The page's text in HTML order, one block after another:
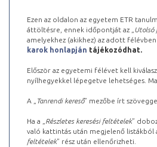
Ezen az oldalon az egyetem ETR
áttöltésre, ennek időpontját az „ Utolsó
amelyekhez (akikhez) az adott
karok honlapján tájékozódhat.
Először az egyetemi félévet kell
nyílhegyekkel lépegetve lehetséges.
A „ Tanrendi kereső” mezőbe írt
Ha a „ Részletes keresési feltételek”
való kattintás után megjelenő
feltételek” rész után ellenőrizheti.